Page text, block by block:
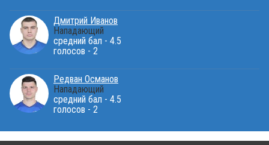
Дмитрий Иванов
Нападающий
средний бал - 4.5
голосов - 2
Редван Османов
Нападающий
средний бал - 4.5
голосов - 2